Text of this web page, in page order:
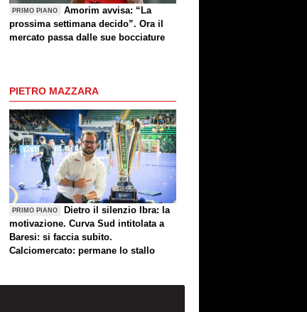
PRIMO PIANO
Amorim avvisa: “La
prossima settimana decido”. Ora il
mercato passa dalle sue bocciature
PIETRO MAZZARA
PRIMO PIANO
Dietro il silenzio Ibra: la
motivazione. Curva Sud intitolata a
Baresi: si faccia subito.
Calciomercato: permane lo stallo